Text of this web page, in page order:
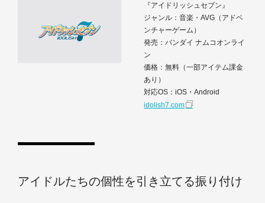
『アイドリッシュセブン』
ジャンル：音楽・AVG（アドベ
ンチャーゲーム）
発売：バンダイ ナムコオンライ
ン
価格：無料（一部アイテム課金
あり）
対応OS：iOS・Android
idolish7.com
アイドルたちの個性を引き立てる振り付け